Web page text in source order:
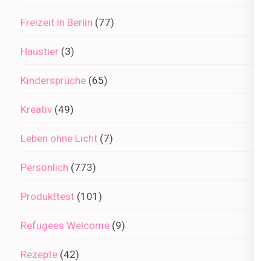
Freizeit in Berlin (77)
Haustier (3)
Kindersprüche (65)
Kreativ (49)
Leben ohne Licht (7)
Persönlich (773)
Produkttest (101)
Refugees Welcome (9)
Rezepte (42)